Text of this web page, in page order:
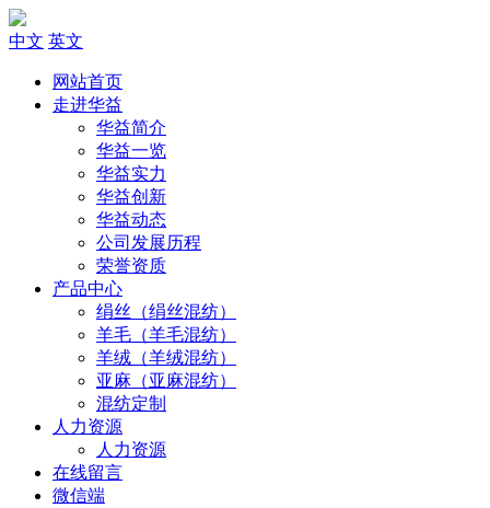
中文 英文
网站首页
走进华益
华益简介
华益一览
华益实力
华益创新
华益动态
公司发展历程
荣誉资质
产品中心
绢丝（绢丝混纺）
羊毛（羊毛混纺）
羊绒（羊绒混纺）
亚麻（亚麻混纺）
混纺定制
人力资源
人力资源
在线留言
微信端